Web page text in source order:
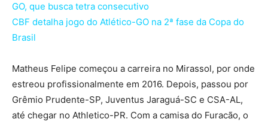
GO, que busca tetra consecutivo
CBF detalha jogo do Atlético-GO na 2ª fase da Copa do
Brasil
Matheus Felipe começou a carreira no Mirassol, por onde
estreou profissionalmente em 2016. Depois, passou por
Grêmio Prudente-SP, Juventus Jaraguá-SC e CSA-AL,
até chegar no Athletico-PR. Com a camisa do Furacão, o